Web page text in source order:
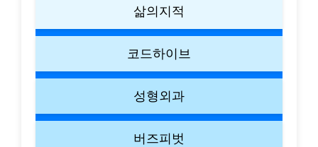
삶의지적
코드하이브
성형외과
버즈피벗